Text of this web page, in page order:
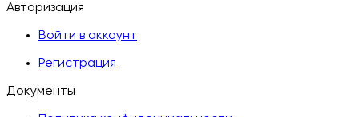
Авторизация
Войти в аккаунт
Регистрация
Документы